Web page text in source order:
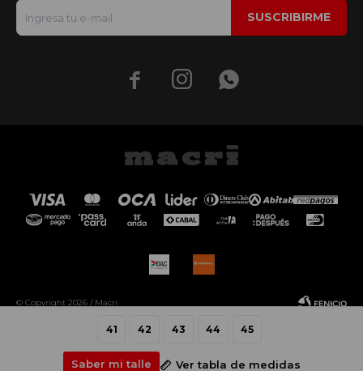
41 42 43 44 45
Saber mi talle Ver tabla de medidas
SUSCRIBIRME
  
© Copyright 2026 / Macri